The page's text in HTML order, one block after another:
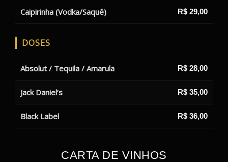
Caipirinha (Vodka/Saquê) R$ 29,00
DOSES
Absolut / Tequila / Amarula R$ 28,00
Jack Daniel’s R$ 35,00
Black Label R$ 36,00
CARTA DE VINHOS